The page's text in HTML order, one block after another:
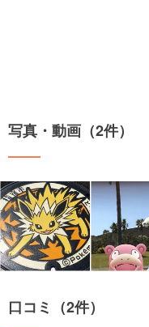
写真・動画（2件）
口コミ（2件）